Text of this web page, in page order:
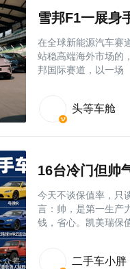
雪邦F1一展身
在全球新能源汽车赛
站稳高端海外市场的
邦国际赛道，以一场
头等车舱
16台冷门但帅
今天不谈保值率，只
言：帅，是第一生产
钱，省心。凯美瑞保
二手车小胖